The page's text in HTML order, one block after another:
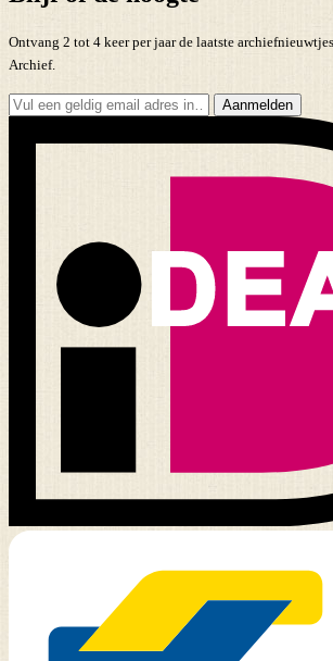
Ontvang 2 tot 4 keer per jaar de laatste
Archief.
Aanmelden